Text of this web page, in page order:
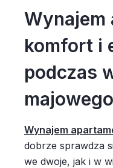
Wynajem
komfort i
podczas
majowego
Wynajem
dobrze sprawdza
we dwoje, jak i w